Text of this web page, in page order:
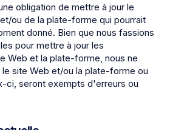
obligation de mettre à jour le
ou de la plate-forme qui pourrait
donné. Bien que nous fassions
pour mettre à jour les
Web et la plate-forme, nous ne
site Web et/ou la plate-forme ou
ci, seront exempts d'erreurs ou